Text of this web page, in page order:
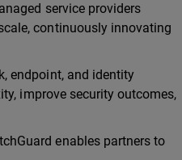
service providers
continuously innovating
endpoint, and identity
improve security outcomes,
enables partners to